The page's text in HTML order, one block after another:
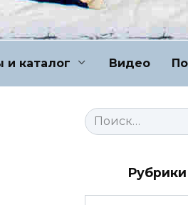
и каталог Видео
Search
for: